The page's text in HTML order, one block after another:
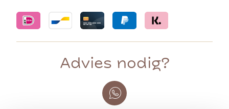
Advies nodig?